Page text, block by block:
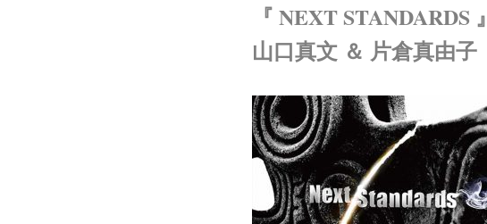
『 NEXT STANDARDS 』
山口真文 ＆ 片倉真由子